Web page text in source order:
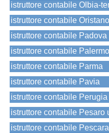
istruttore contabile Olbia-
istruttore contabile Oristano
istruttore contabile Padova
istruttore contabile Palermo
istruttore contabile Parma
istruttore contabile Pavia
istruttore contabile Perugia
istruttore contabile Pesaro
istruttore contabile Pescara